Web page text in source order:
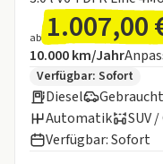
ab 1.007,00
Angebotsdetails:
Inklusive Laufleistung
10.000 km/Jahr
Zusätzliche
Verfügbar: Sofort
Diesel
Automatik
SUV
Verfügbar: Sofort